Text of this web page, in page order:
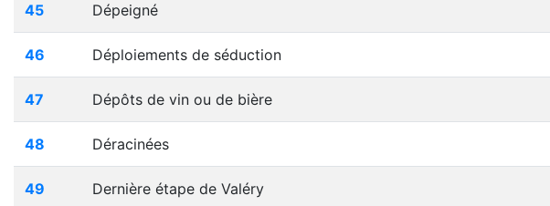
45 Dépeigné
46 Déploiements de séduction
47 Dépôts de vin ou de bière
48 Déracinées
49 Dernière étape de Valéry